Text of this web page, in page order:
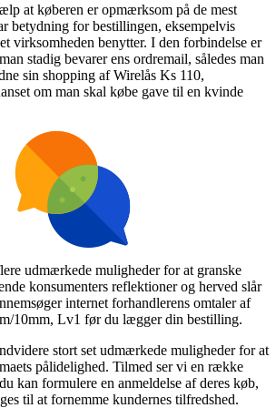
at køberen er opmærksom på de mest
betydning for bestillingen, eksempelvis
virksomheden benytter. I den forbindelse er
stadig bevarer ens ordremail, således man
sin shopping af Wirelås Ks 110,
om man skal købe gave til en kvinde
udmærkede muligheder for at granske
konsumenters reflektioner og herved slår
internet forhandlerens omtaler af
10mm, Lv1 før du lægger din bestilling.
stort set udmærkede muligheder for at
pålidelighed. Tilmed ser vi en række
kan formulere en anmeldelse af deres køb,
til at fornemme kundernes tilfredshed.